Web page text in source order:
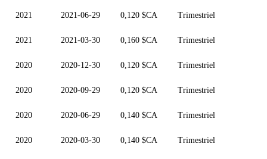
2021 2021-06-29 0,120 $CA Trimestriel
2021 2021-03-30 0,160 $CA Trimestriel
2020 2020-12-30 0,120 $CA Trimestriel
2020 2020-09-29 0,120 $CA Trimestriel
2020 2020-06-29 0,140 $CA Trimestriel
2020 2020-03-30 0,140 $CA Trimestriel